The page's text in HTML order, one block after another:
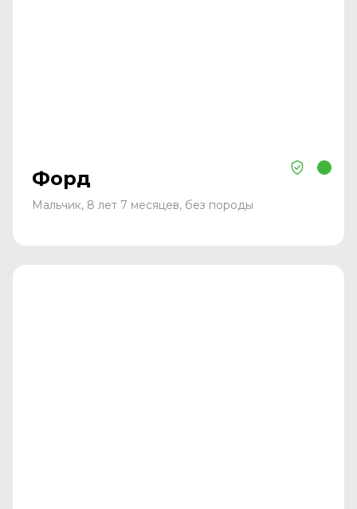
Форд
Мальчик, 8 лет 7 месяцев, без породы